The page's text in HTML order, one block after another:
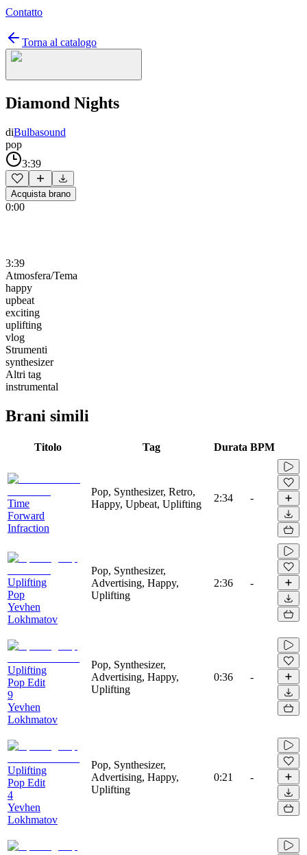
Contatto
Torna al catalogo
Diamond Nights
diBulbasound
pop
3:39
Acquista brano
0:00
3:39
Atmosfera/Tema
happy
upbeat
exciting
uplifting
vlog
Strumenti
synthesizer
Altri tag
instrumental
Brani simili
Titolo Tag Durata BPM
Time
Forward
Infraction
Pop, Synthesizer, Retro,
Happy, Upbeat, Uplifting
2:34 -
Uplifting
Pop
Yevhen
Lokhmatov
Pop, Synthesizer,
Advertising, Happy,
Uplifting
2:36 -
Uplifting
Pop Edit
9
Yevhen
Lokhmatov
Pop, Synthesizer,
Advertising, Happy,
Uplifting
0:36 -
Uplifting
Pop Edit
4
Yevhen
Lokhmatov
Pop, Synthesizer,
Advertising, Happy,
Uplifting
0:21 -